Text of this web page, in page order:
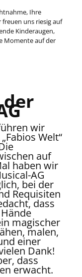
Ihre
uns riesig auf
Kinderaugen,
Momente auf der
der
wir
Welt“
auf
haben wir
AG
bei der
Requisiten
dass
magischer
malen,
einer
Dank!
dass
erwacht.